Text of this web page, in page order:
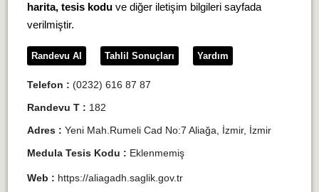
harita, tesis koduve diğer iletişim bilgileri sayfada
verilmiştir.
Randevu Al Tahlil Sonuçları Yardım
Telefon : (0232) 616 87 87
Randevu T : 182
Adres : Yeni Mah.Rumeli Cad No:7 Aliağa, İzmir, İzmir
Medula Tesis Kodu : Eklenmemiş
Web : https://aliagadh.saglik.gov.tr